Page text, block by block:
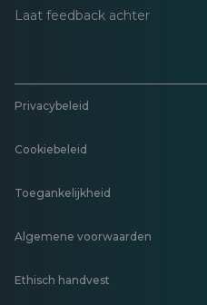
Laat feedback achter
Privacybeleid
Cookiebeleid
Toegankelijkheid
Algemene voorwaarden
Ethisch handvest